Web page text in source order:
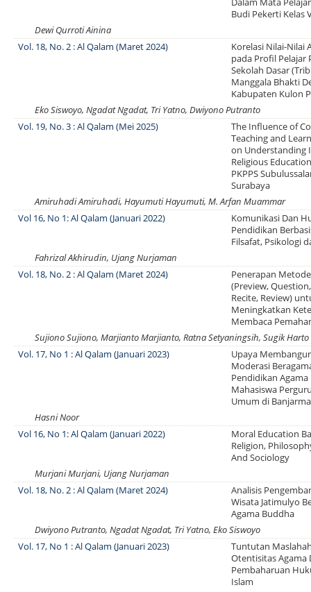
Dalam Mata
Budi Pekerti Kelas
Dewi Qurroti Ainina
Vol. 18, No. 2 : Al Qalam (Maret 2024)
Korelasi Nilai-Nilai
pada Profil Pelajar
Sekolah Dasar
Manggala Bhakti
Kabupaten Kulon
Eko Siswoyo, Ngadat Ngadat, Tri Yatno, Dwiyono Putranto
Vol. 19, No. 3 : Al Qalam (Mei 2025)
The Influence of
Teaching and
on Understanding
Religious
PKPPS
Surabaya
Amiruhadi Amiruhadi, Hayumuti Hayumuti, M. Arfan Muammar
Vol 16, No 1: Al Qalam (Januari 2022)
Komunikasi Dan
Pendidikan
Filsafat, Psikologi
Fahrizal Akhirudin, Ujang Nurjaman
Vol. 18, No. 2 : Al Qalam (Maret 2024)
Penerapan
(Preview,
Recite, Review)
Meningkatkan
Membaca
Sujiono Sujiono, Marjianto Marjianto, Ratna Setyaningsih, Sugik Harto
Vol. 17, No 1 : Al Qalam (Januari 2023)
Upaya
Moderasi
Pendidikan
Mahasiswa
Umum di
Hasni Noor
Vol 16, No 1: Al Qalam (Januari 2022)
Moral Education
Religion,
And Sociology
Murjani Murjani, Ujang Nurjaman
Vol. 18, No. 2 : Al Qalam (Maret 2024)
Analisis
Wisata Jatimulyo
Agama Buddha
Dwiyono Putranto, Ngadat Ngadat, Tri Yatno, Eko Siswoyo
Vol. 17, No 1 : Al Qalam (Januari 2023)
Tuntutan
Otentisitas Agama
Pembaharuan
Islam